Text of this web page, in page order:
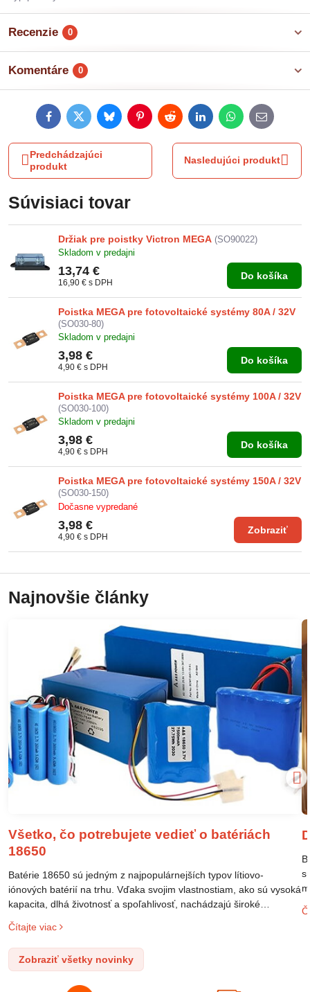
Recenzie 0
Komentáre 0
FacebookTwitterBlueskyPinterestRedditLinkedInWhatsApp
E-
mail
Predchádzajúci
produkt
Nasledujúci produkt
Súvisiaci tovar
Držiak pre poistky Victron MEGA (SO90022)
Skladom v predajni
13,74 €
16,90 € s DPH
Do košíka
Poistka MEGA pre fotovoltaické systémy 80A / 32V
(SO030-80)
Skladom v predajni
3,98 €
4,90 € s DPH
Do košíka
Poistka MEGA pre fotovoltaické systémy 100A / 32V
(SO030-100)
Skladom v predajni
3,98 €
4,90 € s DPH
Do košíka
Poistka MEGA pre fotovoltaické systémy 150A / 32V
(SO030-150)
Dočasne vypredané
3,98 €
4,90 € s DPH
Zobraziť
Najnovšie články
Všetko, čo potrebujete vedieť o batériách
18650
Batérie 18650 sú jedným z najpopulárnejších typov lítiovo-
iónových batérií na trhu. Vďaka svojim vlastnostiam, ako sú vysoká
kapacita, dlhá životnosť a spoľahlivosť, nachádzajú široké
uplatnenie v rôznych oblastiach – od elektronických zariadení až
po elektrické vozidlá. Pochopenie ich delenia, označovania a
správneho používania je kľúčom k ich efektívnemu a bezpečnému
využitiu.
Čítajte viac
Zobraziť všetky novinky